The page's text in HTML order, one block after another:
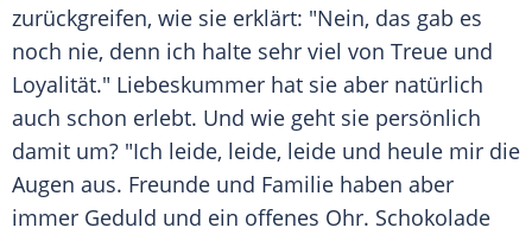
zurückgreifen, wie sie erklärt: "Nein, das gab es
noch nie, denn ich halte sehr viel von Treue und
Loyalität." Liebeskummer hat sie aber natürlich
auch schon erlebt. Und wie geht sie persönlich
damit um? "Ich leide, leide, leide und heule mir die
Augen aus. Freunde und Familie haben aber
immer Geduld und ein offenes Ohr. Schokolade